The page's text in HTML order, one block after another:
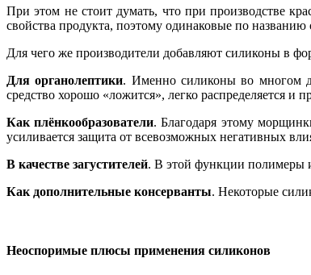
При этом не стоит думать, что при производстве
свойства продукта, поэтому одинаковые по
Для чего же производители добавляют силиконы в
Для органолептики. Именно силиконы во многом
средство хорошо «ложится», легко распределяется и
Как плёнкообразователи. Благодаря этому
усиливается защита от всевозможных негативных
В качестве загустителей. В этой функции полимеры
Как дополнительные консерванты. Некоторые
Неоспоримые плюсы применения силиконов